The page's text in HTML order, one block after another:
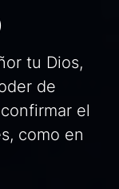
tu Dios,
de
el
como en